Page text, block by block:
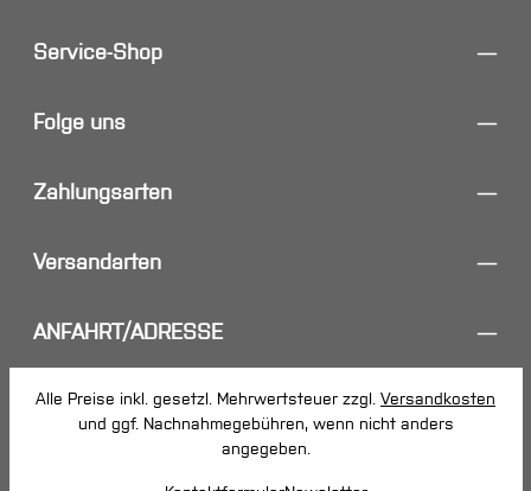
Service-Shop
Folge uns
Zahlungsarten
Versandarten
ANFAHRT/ADRESSE
Alle Preise inkl. gesetzl. Mehrwertsteuer zzgl. Versandkosten
und ggf. Nachnahmegebühren, wenn nicht anders
angegeben.